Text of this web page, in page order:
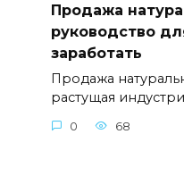
Продажа
руководство
заработать
Продажа
растущая
0 68